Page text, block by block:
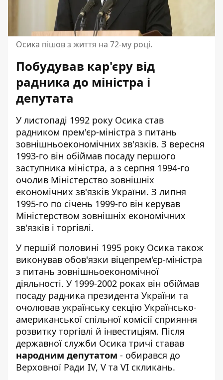
Осика пішов з життя на 72-му році.
Побудував кар'єру від
радника до міністра і
депутата
У листопаді 1992 року Осика став
радником прем'єр-міністра з питань
зовнішньоекономічних зв'язків. З вересня
1993-го він обіймав посаду першого
заступника міністра, а з серпня 1994-го
очолив Міністерство зовнішніх
економічних зв'язків України. З липня
1995-го по січень 1999-го він керував
Міністерством зовнішніх економічних
зв'язків і торгівлі.
У першій половині 1995 року Осика також
виконував обов'язки віцепрем'єр-міністра
з питань зовнішньоекономічної
діяльності. У 1999-2002 роках він обіймав
посаду радника президента України та
очолював українську секцію Українсько-
американської спільної комісії сприяння
розвитку торгівлі й інвестиціям. Після
державної служби Осика тричі ставав
народним депутатом - обирався до
Верховної Ради IV, V та VI скликань.